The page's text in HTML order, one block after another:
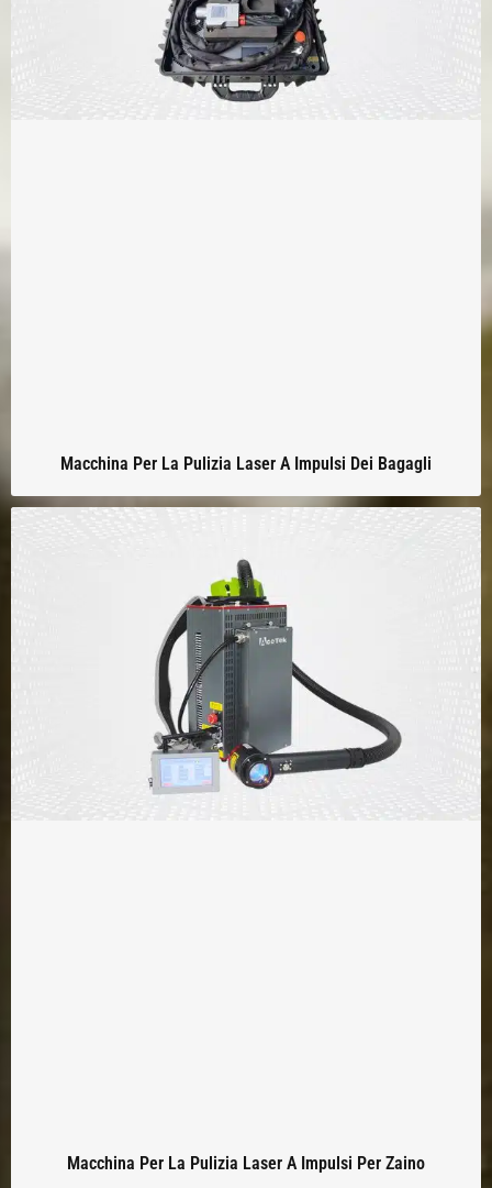
Macchina Per La Pulizia Laser A Impulsi Dei Bagagli
Macchina Per La Pulizia Laser A Impulsi Per Zaino